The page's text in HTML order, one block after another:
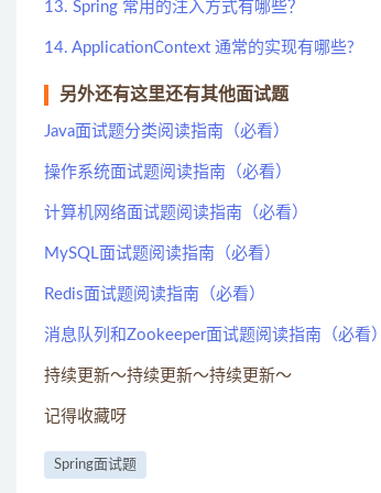
13. Spring 常用的注入方式有哪些？
14. ApplicationContext 通常的实现有哪些?
另外还有这里还有其他面试题
Java面试题分类阅读指南（必看）
操作系统面试题阅读指南（必看）
计算机网络面试题阅读指南（必看）
MySQL面试题阅读指南（必看）
Redis面试题阅读指南（必看）
消息队列和Zookeeper面试题阅读指南（必看）
持续更新～持续更新～持续更新～
记得收藏呀
Spring面试题